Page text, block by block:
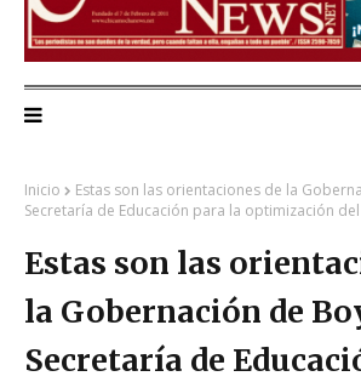
Inicio
Estas son las orientaciones de la
Secretaría de Educación para la optimización del
Estas son las
la Gobernación de
Secretaría de